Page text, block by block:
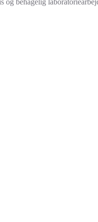
og behagelig